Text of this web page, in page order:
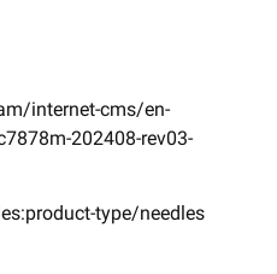
internet-cms/en-
202408-rev03-
type/needles